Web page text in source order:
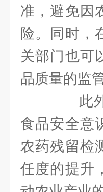
准，避免因
险。同时，
关部门也可
品质量的监
此外
食品安全意
农药残留检
任度的提升